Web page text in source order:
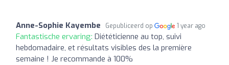
Anne-Sophie Kayembe Gepubliceerd op 1 year ago
Fantastische ervaring: Diététicienne au top, suivi
hebdomadaire, et résultats visibles des la première
semaine ! Je recommande à 100%